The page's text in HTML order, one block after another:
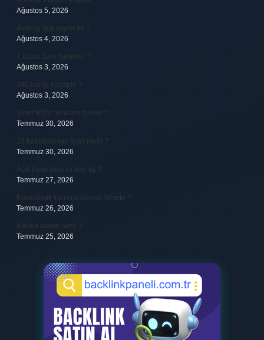
Ağustos 5, 2026
Avantaj faul sayılır mı ?
Ağustos 4, 2026
7 Uzun Sure Nelerdir ?
Ağustos 3, 2026
340 hangi hesaptır ?
Ağustos 3, 2026
Şirket KDV nereden ödenir ?
Temmuz 30, 2026
23 baklavalı sac fiyatı nedir ?
Temmuz 30, 2026
Açık hava basıncı kaç hg ?
Temmuz 27, 2026
Kozmolojik kanıt ne demek felsefe ?
Temmuz 26, 2026
Kallavi kavun nasıl ?
Temmuz 25, 2026